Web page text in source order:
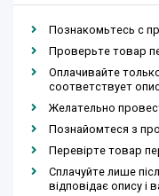
Познакомьтесь с
Проверьте товар
Оплачивайте
соответствует
Желательно
Познайомтеся з
Перевірте товар
Сплачуйте лише
відповідає опису і